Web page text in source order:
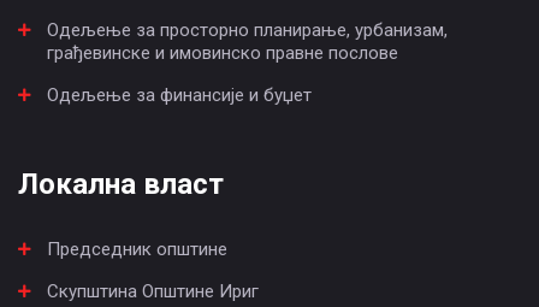
Одељење за просторно планирање, урбанизам,
грађевинске и имовинско правне послове
Одељење за финансије и буџет
Локална власт
Председник општине
Скупштина Општине Ириг